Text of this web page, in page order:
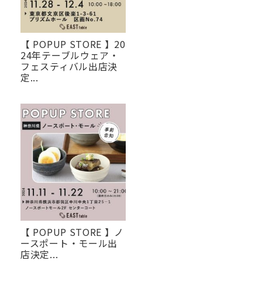
【 POPUP STORE 】20
24年テーブルウェア・
フェスティバル出店決
定...
【 POPUP STORE 】ノ
ースポート・モール出
店決定...